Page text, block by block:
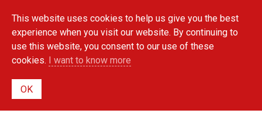
main
content
This website uses cookies to help us give you the best
experience when you visit our website. By continuing to
use this website, you consent to our use of these
cookies. I want to know more